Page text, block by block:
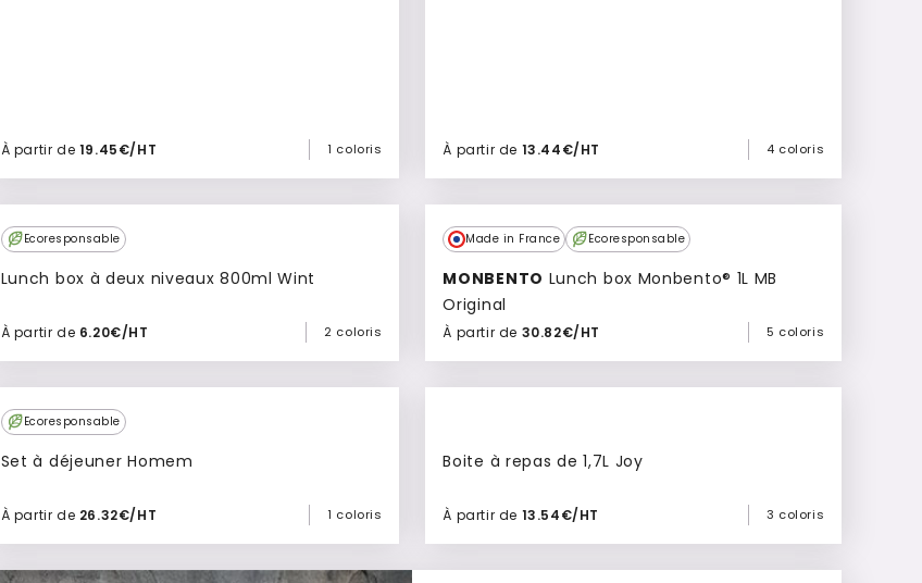
À partir de 19.45€/HT 1 coloris
Ajouter à mon devis
À partir de 13.44€/HT 4 coloris
Ajouter à mon devis
Ecoresponsable
Lunch box à deux niveaux 800ml Wint
À partir de 6.20€/HT 2 coloris
Ajouter à mon devis
Made in France Ecoresponsable
MONBENTO
Original
À partir de 30.82€/HT 5 coloris
Ajouter à mon devis
Ecoresponsable
Set à déjeuner Homem
À partir de 26.32€/HT 1 coloris
Ajouter à mon devis
Boite à repas de 1,7L Joy
À partir de 13.54€/HT 3 coloris
Ajouter à mon devis